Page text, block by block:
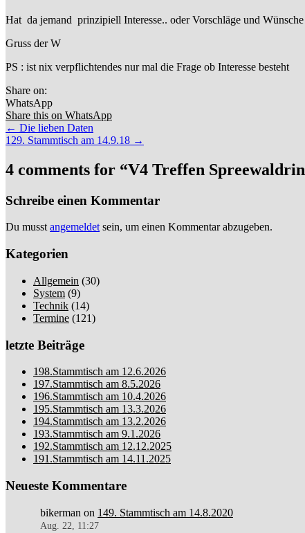
Hat da jemand prinzipiell Interesse.. oder Vorschläge und
Gruss der W
PS : ist nix verpflichtendes nur mal die Frage ob Interesse besteht
Share on:
WhatsApp
Share this on WhatsApp
Post
navigation
← Die lieben Daten
129. Stammtisch am 14.9.18 →
4 comments for “V4 Treffen
Schreibe einen Kommentar
Du musst angemeldet sein, um einen Kommentar abzugeben.
Kategorien
Allgemein (30)
System (9)
Technik (14)
Termine (121)
letzte Beiträge
198.Stammtisch am 12.6.2026
197.Stammtisch am 8.5.2026
196.Stammtisch am 10.4.2026
195.Stammtisch am 13.3.2026
194.Stammtisch am 13.2.2026
193.Stammtisch am 9.1.2026
192.Stammtisch am 12.12.2025
191.Stammtisch am 14.11.2025
Neueste Kommentare
bikerman on 149. Stammtisch am 14.8.2020
Aug. 22, 11:27